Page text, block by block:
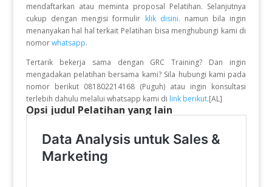
mendaftarkan atau meminta proposal Pelatihan. Selanjutnya
cukup dengan mengisi formulir klik disini. namun bila ingin
menanyakan hal hal terkait Pelatihan bisa menghubungi kami di
nomor whatsapp.
Tertarik bekerja sama dengan GRC Training? Dan ingin
mengadakan pelatihan bersama kami? Sila hubungi kami pada
nomor berikut 081802214168 (Puguh) atau ingin konsultasi
terlebih dahulu melalui whatsapp kami di link berikut.[AL]
Opsi judul Pelatihan yang lain